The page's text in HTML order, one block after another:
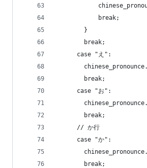
            break;
        }
        break;
      case "え":
        break;
      case "お":
        break;
      // か行
      case "か":
        break;